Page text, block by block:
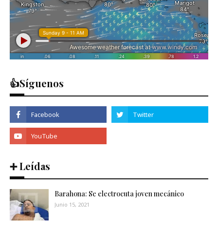
👍Síguenos
➕ Leídas
Barahona: Se electrocuta joven mecánico
Junio 15, 2021